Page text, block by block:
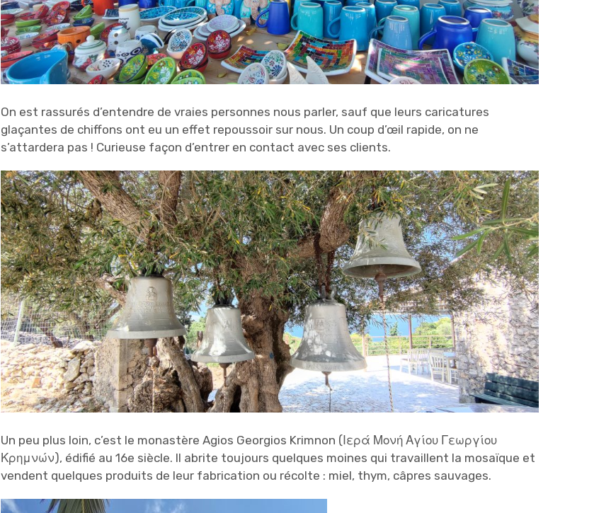
On est rassurés d’entendre de vraies personnes nous parler, sauf que leurs caricatures
glaçantes de chiffons ont eu un effet repoussoir sur nous. Un coup d’œil rapide, on ne
s’attardera pas ! Curieuse façon d’entrer en contact avec ses clients.
Un peu plus loin, c’est le monastère Agios Georgios Krimnon (Ιερά Μονή Αγίου Γεωργίου
Κρημνών), édifié au 16e siècle. Il abrite toujours quelques moines qui travaillent la mosaïque et
vendent quelques produits de leur fabrication ou récolte : miel, thym, câpres sauvages.